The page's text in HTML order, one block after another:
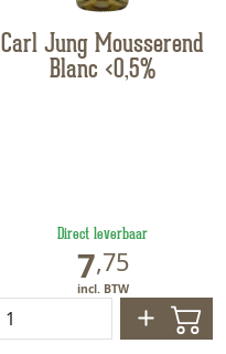
Carl Jung Mousserend
Blanc <0,5%
7,75
Direct leverbaar